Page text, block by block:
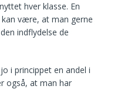
hver klasse. En
være, at man gerne
indflydelse de
i princippet en andel i
også, at man har